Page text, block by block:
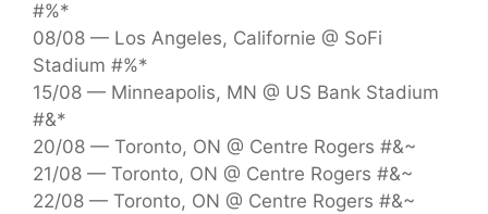
#%*
08/08 — Los Angeles, Californie @ SoFi
Stadium #%*
15/08 — Minneapolis, MN @ US Bank Stadium
#&*
20/08 — Toronto, ON @ Centre Rogers #&~
21/08 — Toronto, ON @ Centre Rogers #&~
22/08 — Toronto, ON @ Centre Rogers #&~